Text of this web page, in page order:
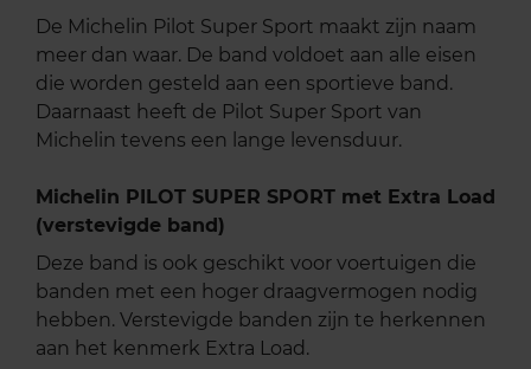
De Michelin Pilot Super Sport maakt zijn naam
meer dan waar. De band voldoet aan alle eisen
die worden gesteld aan een sportieve band.
Daarnaast heeft de Pilot Super Sport van
Michelin tevens een lange levensduur.
Michelin PILOT SUPER SPORT met Extra Load
(verstevigde band)
Deze band is ook geschikt voor voertuigen die
banden met een hoger draagvermogen nodig
hebben. Verstevigde banden zijn te herkennen
aan het kenmerk Extra Load.